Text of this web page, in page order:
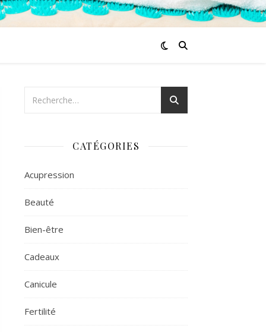
CATÉGORIES
Acupression
Beauté
Bien-être
Cadeaux
Canicule
Fertilité